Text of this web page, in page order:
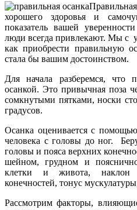
хорошего здоровья и
показатель вашей
люди всегда привлекают. Мы с
как приобрести правильную
стала бы вашим достоинством.
Для начала разберемся, что
осанкой. Это привычная поза
сомкнутыми пятками, носки
градусов.
Осанка оценивается с
человека с головы до ног.
головы и пояса верхних
шейном, грудном и
клетки и живота, наклон
конечностей, тонус
Рассмотрим факторы,